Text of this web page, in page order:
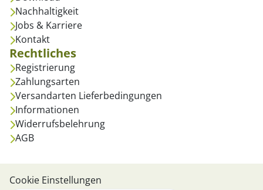
Nachhaltigkeit
Jobs & Karriere
Kontakt
Rechtliches
Registrierung
Zahlungsarten
Versandarten Lieferbedingungen
Informationen
Widerrufsbelehrung
AGB
Cookie Einstellungen